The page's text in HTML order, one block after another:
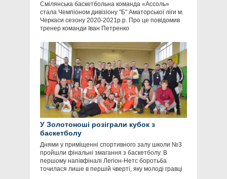
Смілянська баскетбольна команда «Ассоль»
стала Чемпіоном дивізіону "Б" Аматорської ліги м.
Черкаси сезону 2020-2021р.р. Про це повідомив
тренер команди Іван Петренко
У Золотоноші розіграли кубок з
баскетболу
Днями у приміщенні спортивного залу школи №3
пройшли фінальні змагання з баскетболу. В
першому напівфіналі Легіон-Нетс боротьба
точилася лише в першій чверті, яку молоді гравці